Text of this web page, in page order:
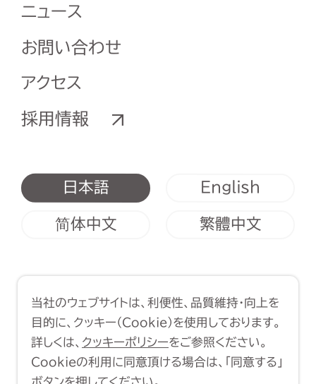
ニュース
お問い合わせ
アクセス
採用情報
日本語 English
简体中文 繁體中文
Copyright (C) 1998-2026 Yasui
Architects & Engineers, Inc.
当社のウェブサイトは、利便性、品質維持・向上を
目的に、クッキー（Cookie）を使用しております。
詳しくは、 クッキーポリシーをご参照ください。
Cookieの利用に同意頂ける場合は、「同意する」
ボタンを押してください。